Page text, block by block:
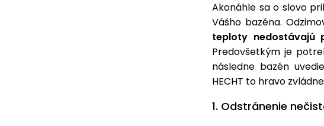
Akonáhle sa o slovo
Vášho bazéna.
teploty nedostávajú
Predovšetkým je
následne bazén
HECHT to hravo
1. Odstránenie